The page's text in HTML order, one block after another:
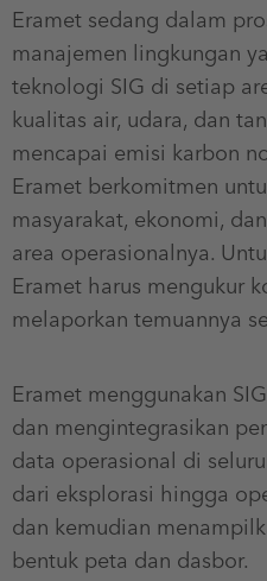
Eramet sedang dalam
manajemen lingkungan
teknologi SIG di setiap
kualitas air, udara, dan
mencapai emisi karbon
Eramet berkomitmen
masyarakat, ekonomi,
area operasionalnya.
Eramet harus mengukur
melaporkan temuannya
Eramet menggunakan
dan mengintegrasikan
data operasional di
dari eksplorasi hingga
dan kemudian
bentuk peta dan dasbor.